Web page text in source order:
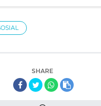
SHARE